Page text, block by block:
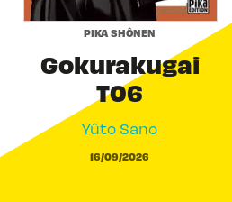
PIKA SHÔNEN
Gokurakugai
T06
Yûto Sano
16/09/2026